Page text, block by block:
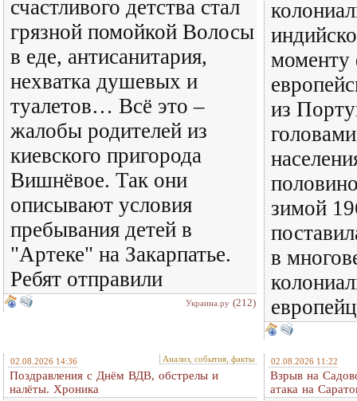
счастливого детства стал
грязной помойкой Волосы
в еде, антисанитария,
нехватка душевых и
туалетов… Всё это –
жалобы родителей из
киевского пригорода
Вишнёвое. Так они
описывают условия
пребывания детей в
"Артеке" на Закарпатье.
Ребят отправили
Украина.ру (212)
моменту
из
зимой
в
02.08.2026 14:36 Анализ, события, факты
Поздравления с Днём ВДВ, обстрелы и
налёты. Хроника
02.08.2026 11:22
Взрыв на
атака на